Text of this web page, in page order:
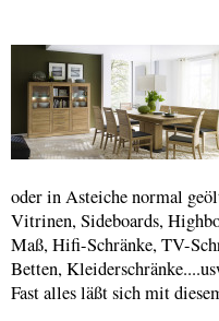
oder in Asteiche normal
Vitrinen, Sideboards,
Maß, Hifi-Schränke, TV-
Betten,
Fast alles läßt sich mit